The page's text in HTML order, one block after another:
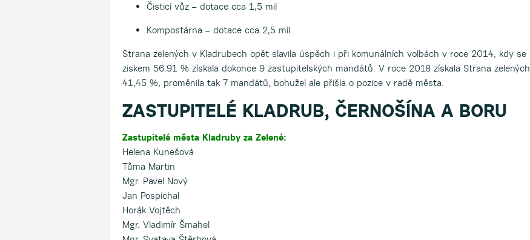
Čisticí vůz – dotace cca 1,5 mil
Kompostárna – dotace cca 2,5 mil
Strana zelených v Kladrubech opět slavila úspěch i při komunálních volbách v roce 2014, kdy se
ziskem 56.91 % získala dokonce 9 zastupitelských mandátů. V roce 2018 získala Strana zelených
41,45 %, proměnila tak 7 mandátů, bohužel ale přišla o pozice v radě města.
ZASTUPITELÉ KLADRUB, ČERNOŠÍNA A BORU
Zastupitelé města Kladruby za Zelené:
Helena Kunešová
Tůma Martin
Mgr. Pavel Nový
Jan Pospíchal
Horák Vojtěch
Mgr. Vladimír Šmahel